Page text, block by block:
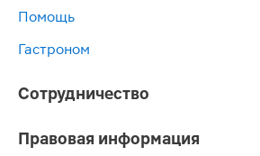
Помощь
Гастроном
Сотрудничество
Правовая информация